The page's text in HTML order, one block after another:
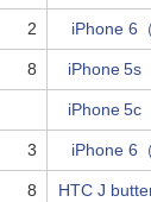
2 iPhone 6
8 iPhone 5s
iPhone 5c
3 iPhone 6
8 HTC J